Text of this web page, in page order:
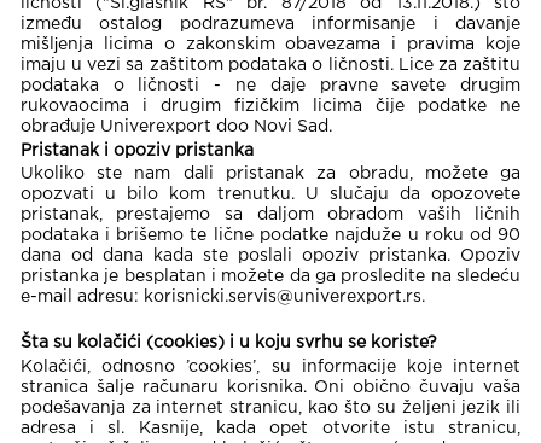
između ostalog podrazumeva informisanje i davanje
mišlјenja licima o zakonskim obavezama i pravima koje
imaju u vezi sa zaštitom podataka o ličnosti. Lice za zaštitu
podataka o ličnosti - ne daje pravne savete drugim
rukovaocima i drugim fizičkim licima čije podatke ne
obrađuje Univerexport doo Novi Sad.
Pristanak i opoziv pristanka
Ukoliko ste nam dali pristanak za obradu, možete ga
opozvati u bilo kom trenutku. U slučaju da opozovete
pristanak, prestajemo sa daljom obradom vaših ličnih
podataka i brišemo te lične podatke najduže u roku od 90
dana od dana kada ste poslali opoziv pristanka. Opoziv
pristanka je besplatan i možete da ga prosledite na sledeću
e-mail adresu: korisnicki.servis@univerexport.rs.
Šta su kolačići (cookies) i u koju svrhu se koriste?
Kolačići, odnosno ’cookies’, su informacije koje internet
stranica šalje računaru korisnika. Oni obično čuvaju vaša
podešavanja za internet stranicu, kao što su željeni jezik ili
adresa i sl. Kasnije, kada opet otvorite istu stranicu,